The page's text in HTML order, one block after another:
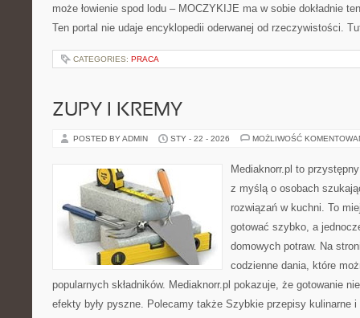
może łowienie spod lodu – MOCZYKIJE ma w sobie dokładnie
Ten portal nie udaje encyklopedii oderwanej od rzeczywistości.
CATEGORIES: PRACA
ZUPY I KREMY
POSTED BY ADMIN STY - 22 - 2026 MOŻLIWOŚĆ
Mediaknorr.pl to
z myślą o osobach
rozwiązań w kuchni. To
gotować szybko, a
domowych potraw. Na
codzienne dania, które
popularnych składników. Mediaknorr.pl pokazuje, że gotowanie
efekty były pyszne. Polecamy także Szybkie przepisy kulinarne